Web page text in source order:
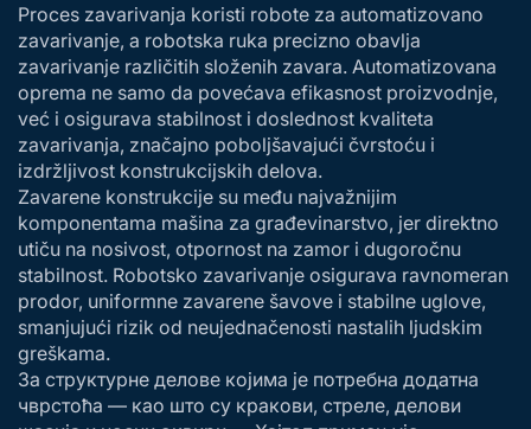
Proces zavarivanja koristi robote za automatizovano
zavarivanje, a robotska ruka precizno obavlja
zavarivanje različitih složenih zavara. Automatizovana
oprema ne samo da povećava efikasnost proizvodnje,
već i osigurava stabilnost i doslednost kvaliteta
zavarivanja, značajno poboljšavajući čvrstoću i
izdržljivost konstrukcijskih delova.
Zavarene konstrukcije su među najvažnijim
komponentama mašina za građevinarstvo, jer direktno
utiču na nosivost, otpornost na zamor i dugoročnu
stabilnost. Robotsko zavarivanje osigurava ravnomeran
prodor, uniformne zavarene šavove i stabilne uglove,
smanjujući rizik od neujednačenosti nastalih ljudskim
greškama.
За структурне делове којима је потребна додатна
чврстоћа — као што су кракови, стреле, делови